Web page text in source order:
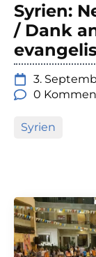
Syrien:
/ Dank
3.
0
Syrien